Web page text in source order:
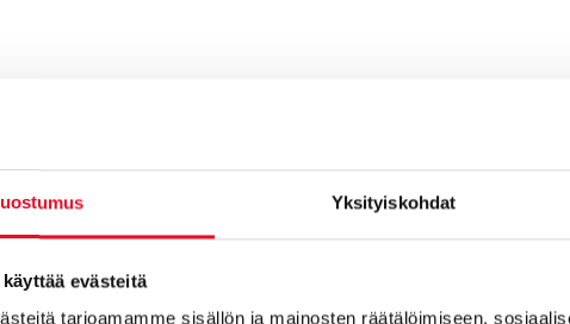
Yksityiskohdat
evästeitä
tarjoamamme sisällön ja mainosten räätälöimiseen,
Ota yhteyttä – selvitetään yhdessä, miten saamme luotettavat